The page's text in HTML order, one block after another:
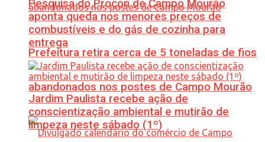
Prefeitura retira cerca de 5 toneladas de fios
abandonados nos postes de Campo Mourão
Pesquisa do Procon de Campo Mourão
aponta queda nos menores preços de
combustíveis e do gás de cozinha para
entrega
Jardim Paulista recebe ação de
conscientização ambiental e mutirão de
limpeza neste sábado (1º)